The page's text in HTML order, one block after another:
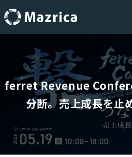
content
ferret Revenue
分断。売上成長を止